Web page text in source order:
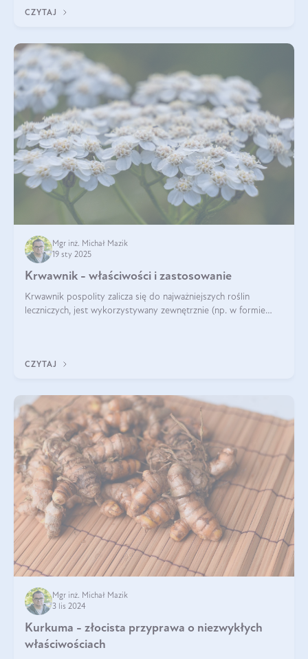
CZYTAJ
Mgr inż. Michał Mazik
19 sty 2025
Krwawnik - właściwości i zastosowanie
Krwawnik pospolity zalicza się do najważniejszych roślin
leczniczych, jest wykorzystywany zewnętrznie (np. w formie
CZYTAJ
Mgr inż. Michał Mazik
3 lis 2024
Kurkuma - złocista przyprawa o niezwykłych
właściwościach